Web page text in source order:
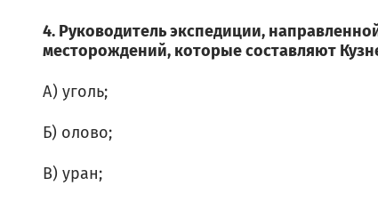
4. Руководитель экспедиции,
месторождений, которые составляют
А) уголь;
Б) олово;
В) уран;